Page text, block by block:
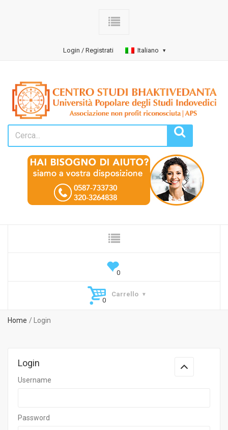
Login / Registrati Italiano
Carrello
Home Login
Login
Username
Password